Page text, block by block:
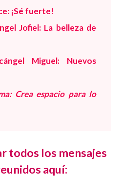
¡Sé fuerte!
Jofiel: La belleza de
Miguel: Nuevos
Crea espacio para lo
todos los mensajes
aquí: